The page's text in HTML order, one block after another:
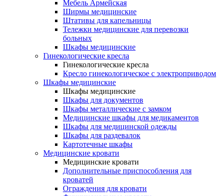
Мебель Армейская
Ширмы медицинские
Штативы для капельницы
Тележки медицинские для перевозки
больных
Шкафы медицинские
Гинекологические кресла
Гинекологические кресла
Кресло гинекологическое с электроприводом
Шкафы медицинские
Шкафы медицинские
Шкафы для документов
Шкафы металлические с замком
Медицинские шкафы для медикаментов
Шкафы для медицинской одежды
Шкафы для раздевалок
Картотечные шкафы
Медицинские кровати
Медицинские кровати
Дополнительные приспособления для
кроватей
Ограждения для кровати